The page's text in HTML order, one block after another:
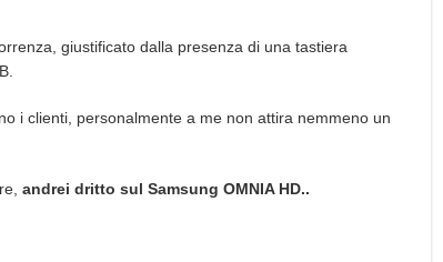
giustificato dalla presenza di una tastiera
i clienti, personalmente a me non attira nemmeno un
andrei dritto sul Samsung OMNIA HD..